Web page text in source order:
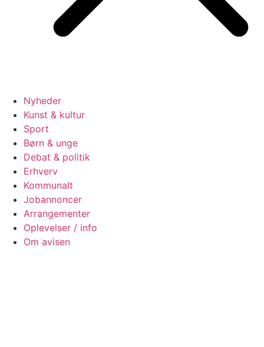
Nyheder
Kunst & kultur
Sport
Børn & unge
Debat & politik
Erhverv
Kommunalt
Jobannoncer
Arrangementer
Oplevelser / info
Om avisen